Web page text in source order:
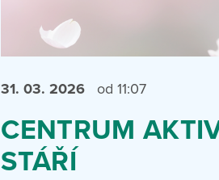
31. 03.2026 od 11:07
CENTRUM
STÁŘÍ